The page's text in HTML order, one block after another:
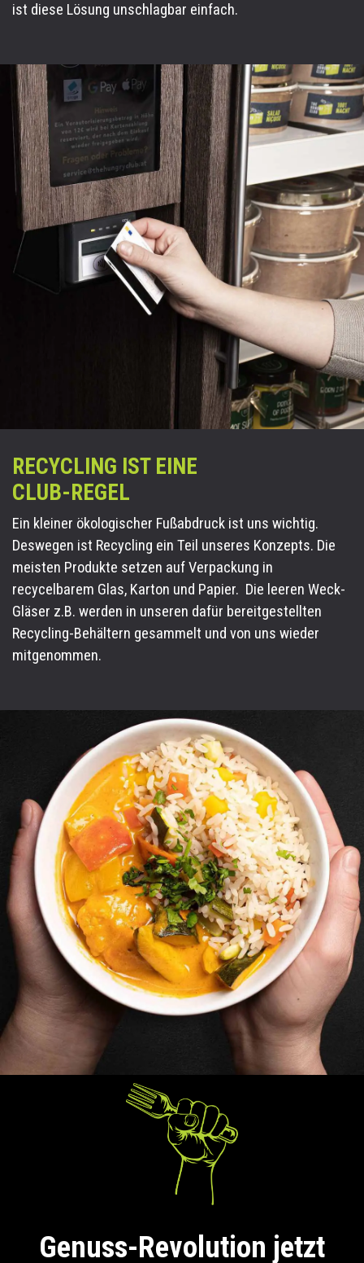
ist diese Lösung unschlagbar einfach.
RECYCLING IST EINE
CLUB-REGEL
Ein kleiner ökologischer Fußabdruck ist uns wichtig.
Deswegen ist Recycling ein Teil unseres Konzepts. Die
meisten Produkte setzen auf Verpackung in
recycelbarem Glas, Karton und Papier. Die leeren Weck-
Gläser z.B. werden in unseren dafür bereitgestellten
Recycling-Behältern gesammelt und von uns wieder
mitgenommen.
Genuss-Revolution jetzt